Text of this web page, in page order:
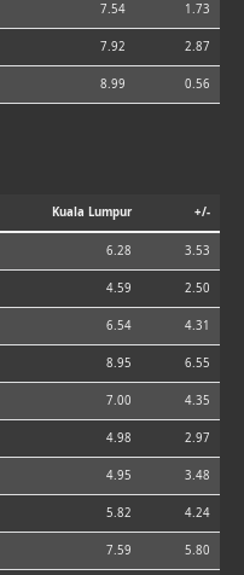
7.54 1.73
7.92 2.87
8.99 0.56
Kuala Lumpur +/-
6.28 3.53
4.59 2.50
6.54 4.31
8.95 6.55
7.00 4.35
4.98 2.97
4.95 3.48
5.82 4.24
7.59 5.80